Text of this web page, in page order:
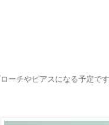
ーチやピアスになる予定で